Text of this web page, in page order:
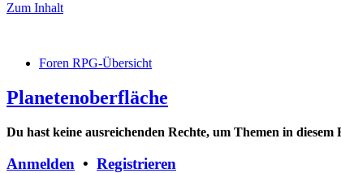
Zum Inhalt
Foren RPG-Übersicht
Planetenoberfläche
Du hast keine ausreichenden Rechte, um Themen in diesem
Anmelden • Registrieren